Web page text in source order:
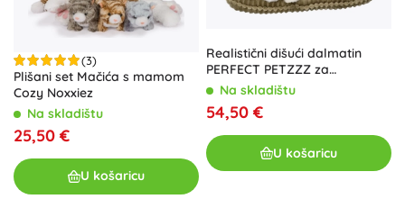
(3)
Plišani set Mačića s mamom
Cozy Noxxiez
Na skladištu
25,50 €
U košaricu
Realistični dišući dalmatin
PERFECT PETZZZ za
udomljavanje
Na skladištu
54,50 €
U košaricu